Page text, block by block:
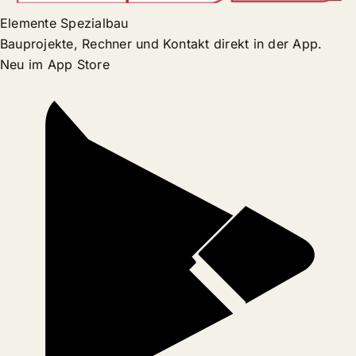
Elemente Spezialbau
Bauprojekte, Rechner und Kontakt direkt in der App.
Neu im App Store